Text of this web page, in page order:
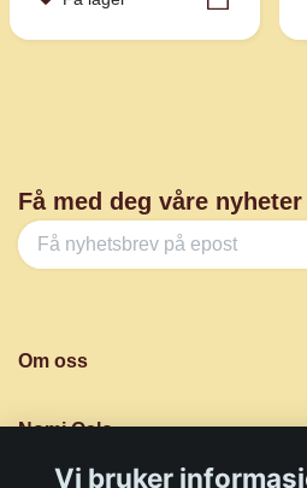
Få med deg våre nyheter
Om oss
Nomi Oslo
Vi bruker